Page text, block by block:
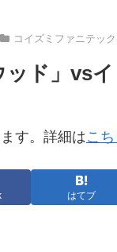
コイズミファニテック
ド」vs
す。詳細はこち
はてブ